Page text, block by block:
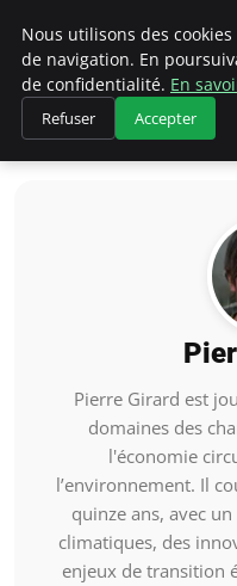
Accueil Pierre Girard
Pierre Girard est
domaines des
l'économie
l’environnement. Il
quinze ans, avec
climatiques, des
enjeux de transition
Nous utilisons des
de navigation. En
de confidentialité. En
Refuser Accepter